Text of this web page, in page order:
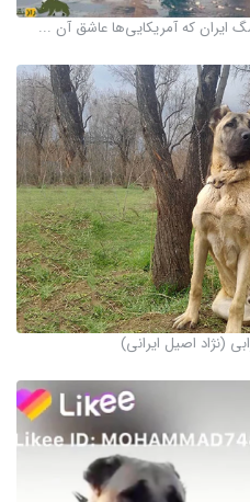
که آمریکایی‌ها عاشق آن ...
(نژاد اصیل ایرانی)